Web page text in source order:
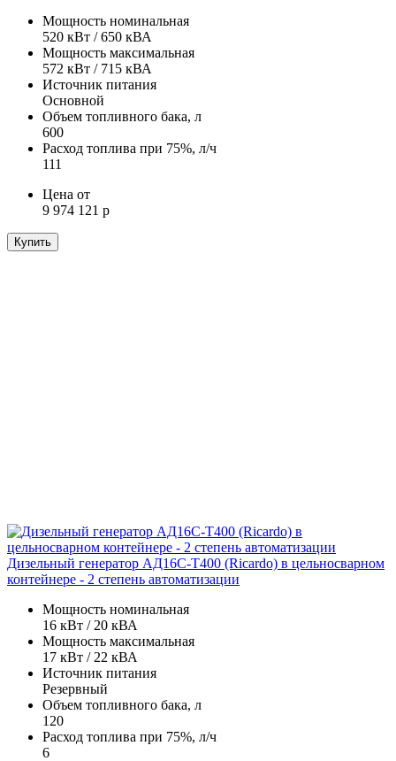
Мощность номинальная
520 кВт / 650 кВА
Мощность максимальная
572 кВт / 715 кВА
Источник питания
Основной
Объем топливного бака, л
600
Расход топлива при 75%, л/ч
111
Цена от
9 974 121 р
Купить
Дизельный генератор АД16С-Т400 (Ricardo) в цельносварном
контейнере - 2 степень автоматизации
Мощность номинальная
16 кВт / 20 кВА
Мощность максимальная
17 кВт / 22 кВА
Источник питания
Резервный
Объем топливного бака, л
120
Расход топлива при 75%, л/ч
6